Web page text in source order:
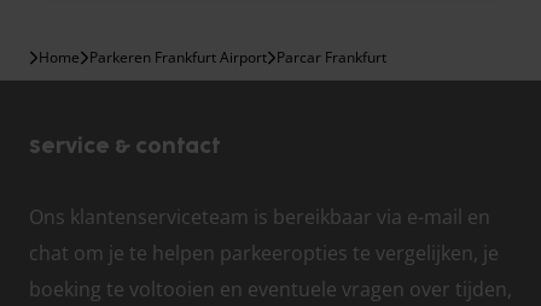
Home Parkeren Frankfurt Airport Parcar Frankfurt
Service & contact
Ons klantenserviceteam is bereikbaar via e-mail en
chat om je te helpen parkeeropties te vergelijken, je
boeking te voltooien en eventuele vragen over tijden,